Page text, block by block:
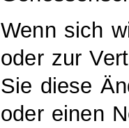
Wenn sich
oder zur
Sie diese
oder einen